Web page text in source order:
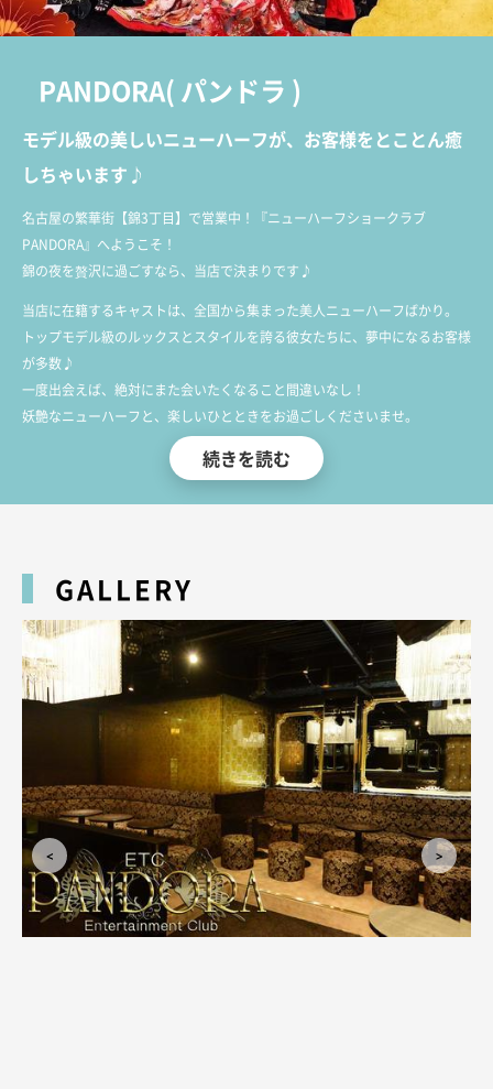
PANDORA( パンドラ )
モデル級の美しいニューハーフが、お客様をとことん癒
しちゃいます♪
名古屋の繁華街【錦3丁目】で営業中！『ニューハーフショークラブ
PANDORA』へようこそ！
錦の夜を贅沢に過ごすなら、当店で決まりです♪
当店に在籍するキャストは、全国から集まった美人ニューハーフばかり。
トップモデル級のルックスとスタイルを誇る彼女たちに、夢中になるお客様
が多数♪
一度出会えば、絶対にまた会いたくなること間違いなし！
妖艶なニューハーフと、楽しいひとときをお過ごしくださいませ。
さらに、毎日刺激的なショータイムもアリ！
1回目は20時45分、2回目は22時15分、3回目は23時45分から始まります！
お酒を飲みながら、彼女たちの華麗なダンスをお楽しみくださいませ。
PIVOT錦ビル7階で、美しいニューハーフたちがお客様のご来店を待ってお
ります。
続きを読む
GALLERY